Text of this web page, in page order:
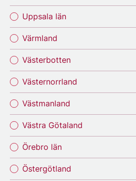
Uppsala län
Värmland
Västerbotten
Västernorrland
Västmanland
Västra Götaland
Örebro län
Östergötland